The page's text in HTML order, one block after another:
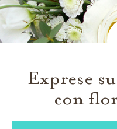
Exprese
con